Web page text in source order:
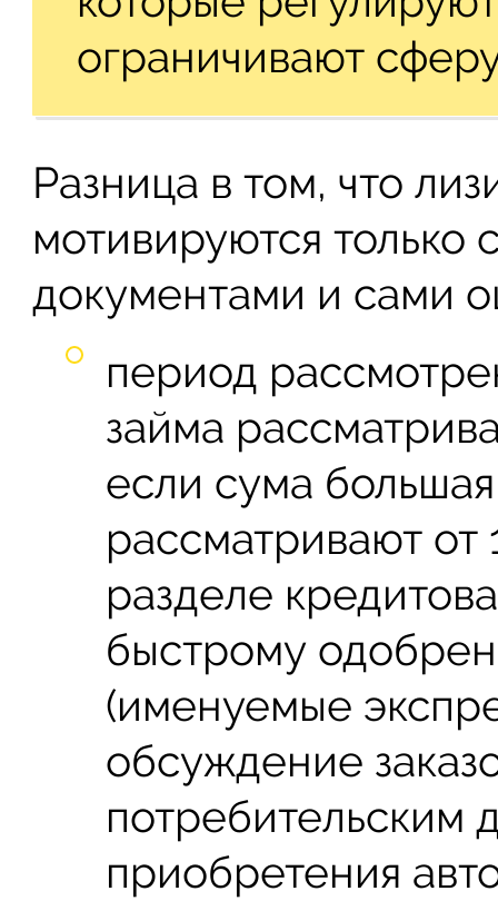
ограничивают
Разница в том, что
мотивируются
документами и сами
период
займа
если сума
рассматривают от
разделе
быстрому
(именуемые
обсуждение
потребительским
приобретения